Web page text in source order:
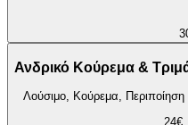
Ανδρικό Κούρεμα &
Λούσιμο, Κούρεμα,
24€